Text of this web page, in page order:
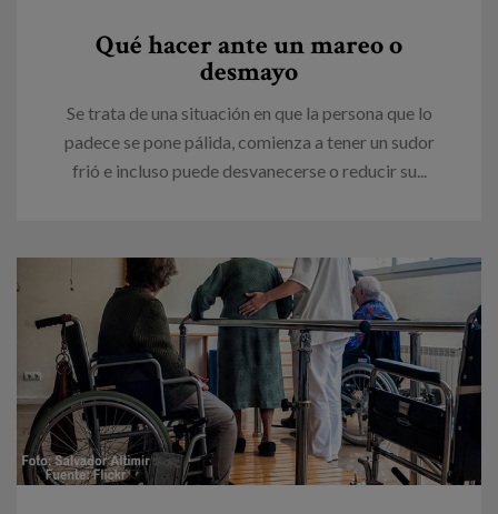
Qué hacer ante un mareo o
desmayo
Se trata de una situación en que la persona que lo
padece se pone pálida, comienza a tener un sudor
frió e incluso puede desvanecerse o reducir su...